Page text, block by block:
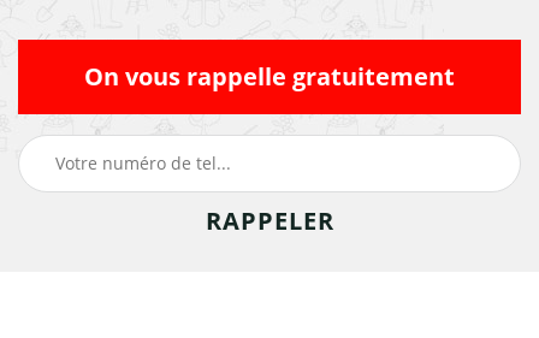
On vous rappelle gratuitement